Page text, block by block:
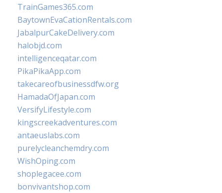
TrainGames365.com
BaytownEvaCationRentals.com
JabalpurCakeDelivery.com
halobjd.com
intelligenceqatar.com
PikaPikaApp.com
takecareofbusinessdfw.org
HamadaOfJapan.com
VersifyLifestyle.com
kingscreekadventures.com
antaeuslabs.com
purelycleanchemdry.com
WishOping.com
shoplegacee.com
bonvivantshop.com